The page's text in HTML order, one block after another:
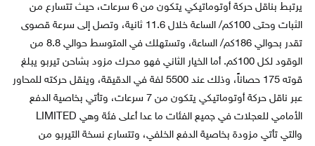
يرتبط بناقل حركة أوتوماتيكي يتكون من 6 سرعات، حيث تتسارع من
الثبات وحتى 100كم/ الساعة خلال 11.6 ثانية، وتصل إلى سرعة قصوى
تقدر بحوالي 186كم/ الساعة، وتستهلك في المتوسط حوالي 8.8 من
الوقود لكل 100كم. أما الخيار الثاني فهو محرك مزود بشاحن تيربو يبلغ
قوته 175 حصاناً، وذلك عند 5500 لفة في الدقيقة، وينقل حركته للمحاور
عبر ناقل حركة أوتوماتيكي يتكون من 7 سرعات، وتأتي بخاصية الدفع
الأمامي للعجلات في جميع الفئات ما عدا أعلى فئة وهي LIMITED
والتي تأتي مزودة بخاصية الدفع الخلفي، وتتسارع نسخة التيربو من